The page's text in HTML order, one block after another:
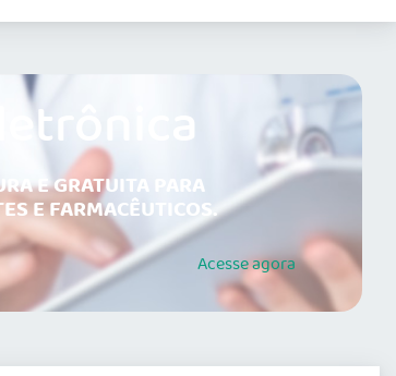
E GRATUITA PARA
E FARMACÊUTICOS.
Acesseagora